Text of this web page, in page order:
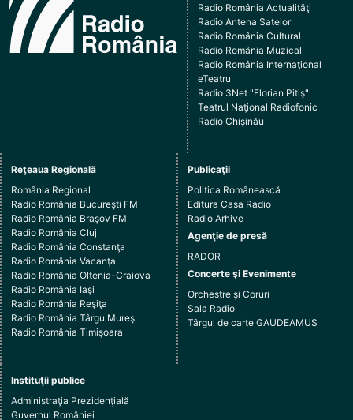
Radio România Actualităţi
Radio Antena Satelor
Radio România Cultural
Radio România Muzical
Radio România Internaţional
eTeatru
Radio 3Net "Florian Pitiş"
Teatrul Naţional Radiofonic
Radio Chişinău
Reţeaua Regională
România Regional
Radio România Bucureşti FM
Radio România Braşov FM
Radio România Cluj
Radio România Constanţa
Radio România Vacanţa
Radio România Oltenia-Craiova
Radio România Iaşi
Radio România Reşiţa
Radio România Târgu Mureş
Radio România Timişoara
Publicaţii
Politica Românească
Editura Casa Radio
Radio Arhive
Agenţie de presă
RADOR
Concerte şi Evenimente
Orchestre şi Coruri
Sala Radio
Târgul de carte GAUDEAMUS
Instituţii publice
Administraţia Prezidenţială
Guvernul României